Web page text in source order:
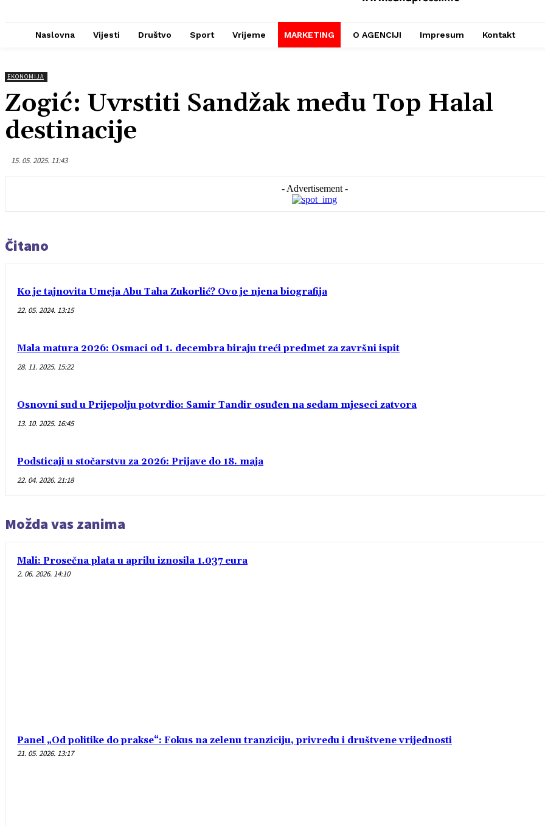
Naslovna Vijesti Društvo Sport Vrijeme MARKETING O AGENCIJI Impresum Kontakt
EKONOMIJA
Zogić: Uvrstiti Sandžak među Top Halal
destinacije
15. 05. 2025. 11:43
- Advertisement -
Čitano
Ko je tajnovita Umeja Abu Taha Zukorlić? Ovo je njena biografija
22. 05. 2024. 13:15
Mala matura 2026: Osmaci od 1. decembra biraju treći predmet za završni ispit
28. 11. 2025. 15:22
Osnovni sud u Prijepolju potvrdio: Samir Tandir osuđen na sedam mjeseci zatvora
13. 10. 2025. 16:45
Podsticaji u stočarstvu za 2026: Prijave do 18. maja
22. 04. 2026. 21:18
Možda vas zanima
Mali: Prosečna plata u aprilu iznosila 1.037 eura
2. 06. 2026. 14:10
Panel „Od politike do prakse“: Fokus na zelenu tranziciju, privredu i društvene vrijednosti
21. 05. 2026. 13:17